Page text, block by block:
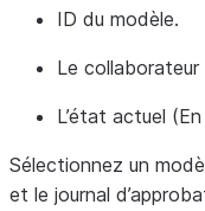
ID du modèle.
Le collaborateur
L’état actuel
Sélectionnez un
et le journal